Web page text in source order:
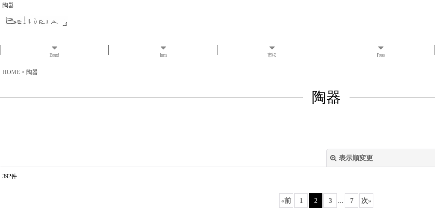
陶器
Brand Item 市松 Press
HOME > 陶器
陶器
表示順変更
392件
«前 1 2 3 7 次»